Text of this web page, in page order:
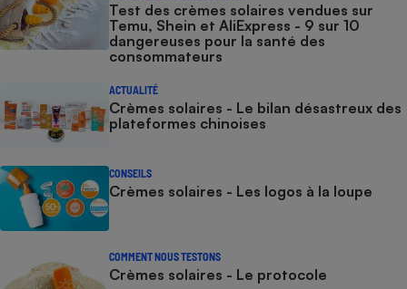
Test des crèmes solaires vendues sur
Temu, Shein et AliExpress - 9 sur 10
dangereuses pour la santé des
consommateurs
ACTUALITÉ
Crèmes solaires - Le bilan désastreux des
plateformes chinoises
CONSEILS
Crèmes solaires - Les logos à la loupe
COMMENT NOUS TESTONS
Crèmes solaires - Le protocole